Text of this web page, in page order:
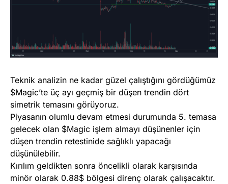
Teknik analizin ne kadar güzel çalıştığını gördüğümüz
$Magic’te üç ayı geçmiş bir düşen trendin dört
simetrik temasını görüyoruz.
Piyasanın olumlu devam etmesi durumunda 5. temasa
gelecek olan $Magic işlem almayı düşünenler için
düşen trendin retestinide sağlıklı yapacağı
düşünülebilir.
Kırılım geldikten sonra öncelikli olarak karşısında
minör olarak 0.88$ bölgesi direnç olarak çalışacaktır.